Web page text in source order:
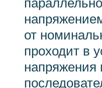
от
проходит в
напряжения